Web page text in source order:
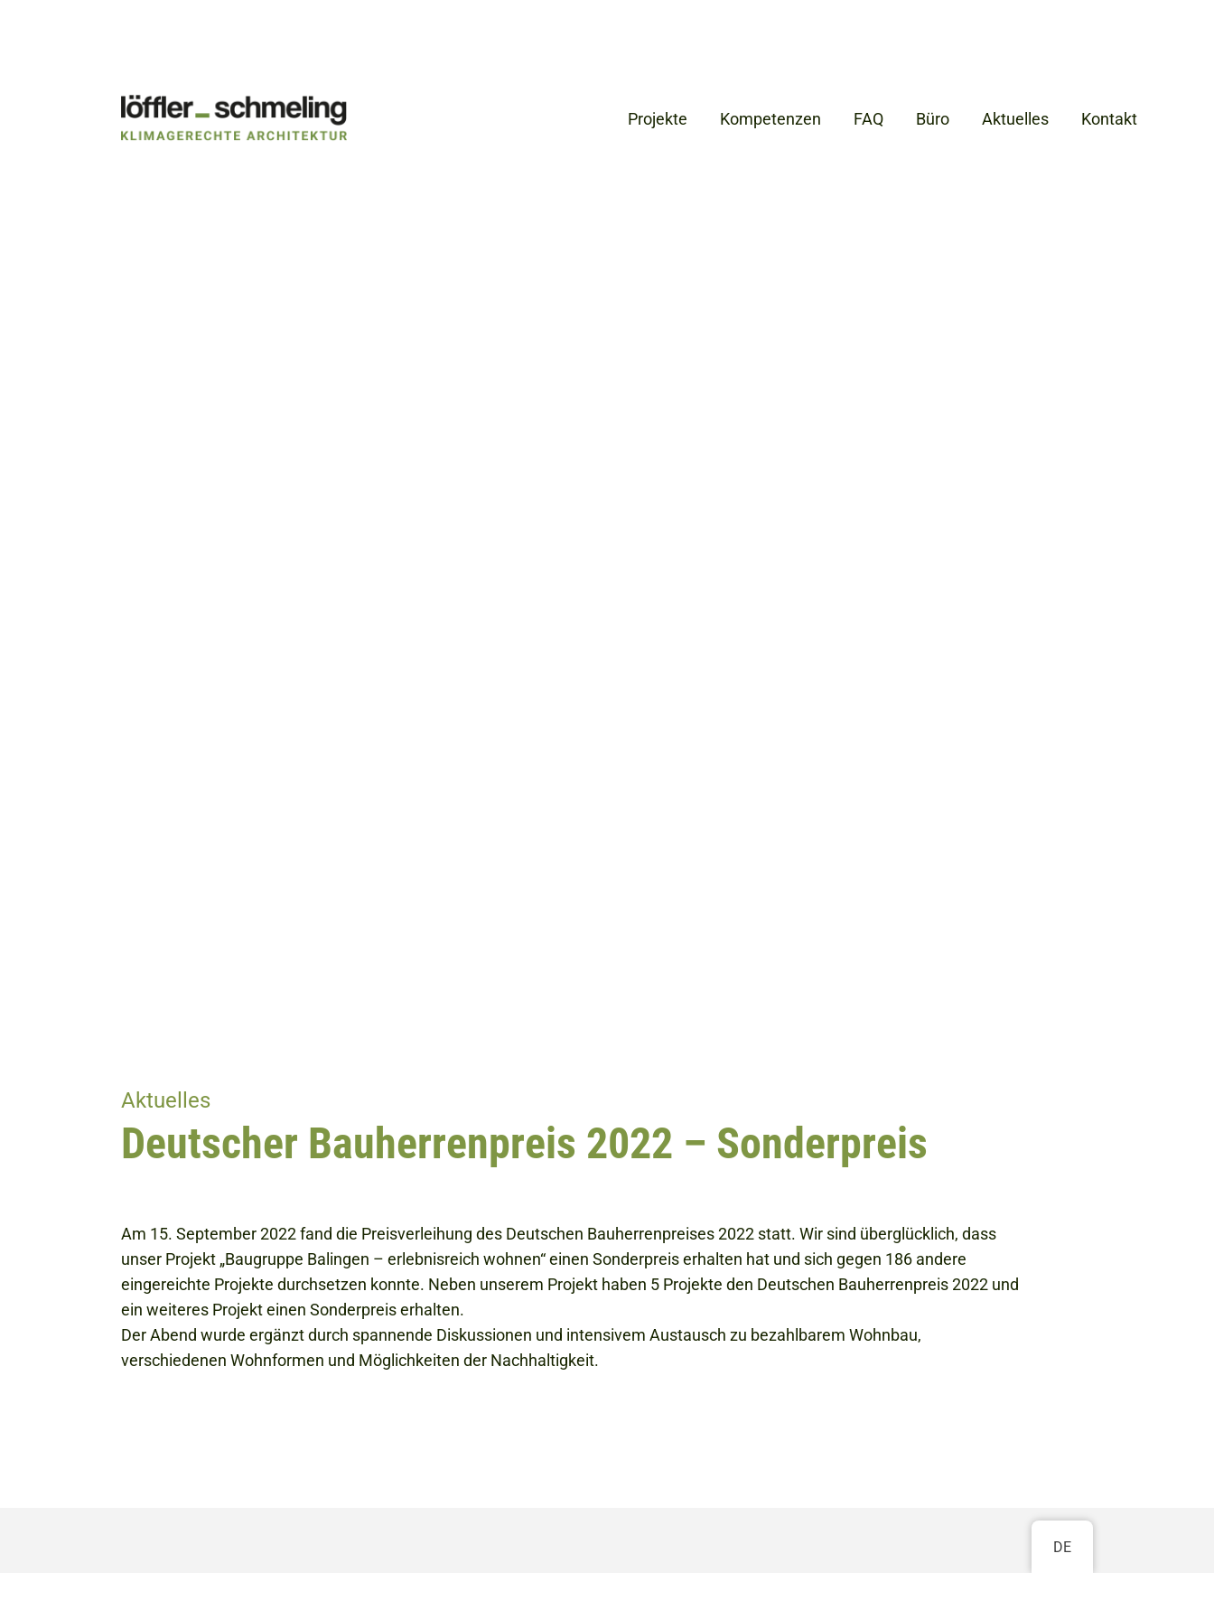
Projekte Kompetenzen FAQ Büro Aktuelles Kontakt
Aktuelles
Deutscher Bauherrenpreis 2022 – Sonderpreis
Am 15. September 2022 fand die Preisverleihung des Deutschen Bauherrenpreises 2022 statt. Wir sind überglücklich, dass
unser Projekt „Baugruppe Balingen – erlebnisreich wohnen“ einen Sonderpreis erhalten hat und sich gegen 186 andere
eingereichte Projekte durchsetzen konnte. Neben unserem Projekt haben 5 Projekte den Deutschen Bauherrenpreis 2022 und
ein weiteres Projekt einen Sonderpreis erhalten.
Der Abend wurde ergänzt durch spannende Diskussionen und intensivem Austausch zu bezahlbarem Wohnbau,
verschiedenen Wohnformen und Möglichkeiten der Nachhaltigkeit.
DE